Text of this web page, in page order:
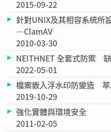
2015-09-22
針對UNIX及其相容系統
—ClamAV
2010-03-30
NEITHNET 全套式防禦
2022-05-01
檔案嵌入浮水印防變造
2019-10-29
強化實體與環境安全
2011-02-05